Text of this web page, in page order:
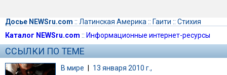
Досье NEWSru.com :: Латинская Америка :: Гаити :: Стихия
Каталог NEWSru.com :: Информационные интернет-ресурсы
ССЫЛКИ ПО ТЕМЕ
В мире | 13 января 2010 г.,